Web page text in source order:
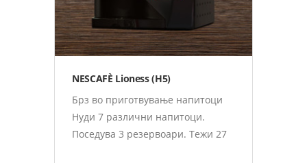
NESCAFÈ Lioness (H5)
Брз во приготвување напитоци
Нуди 7 различни напитоци.
Поседува 3 резервоари. Тежи 27